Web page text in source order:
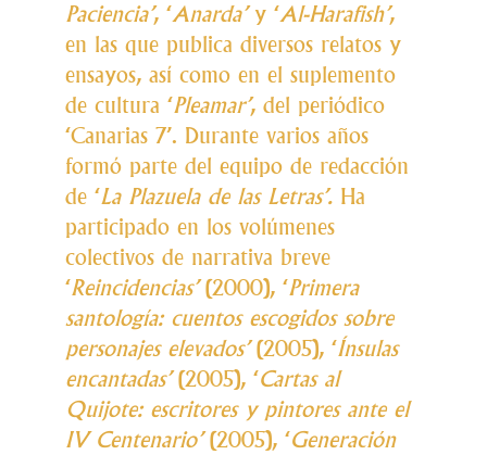
Paciencia’, ‘Anarda’y ‘Al-Harafish’,
en las que publica diversos relatos y
ensayos, así como en el suplemento
de cultura ‘Pleamar’, del periódico
‘Canarias 7’. Durante varios años
formó parte del equipo de redacción
de ‘La Plazuela de las Letras’. Ha
participado en los volúmenes
colectivos de narrativa breve
‘Reincidencias’(2000), ‘Primera
santología: cuentos escogidos sobre
personajes elevados’(2005), ‘Ínsulas
encantadas’(2005), ‘Cartas al
Quijote: escritores y pintores ante el
IV Centenario’(2005), ‘Generación